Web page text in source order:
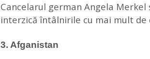
Cancelarul german Angela
interzică întâlnirile cu mai mult de
3. Afganistan